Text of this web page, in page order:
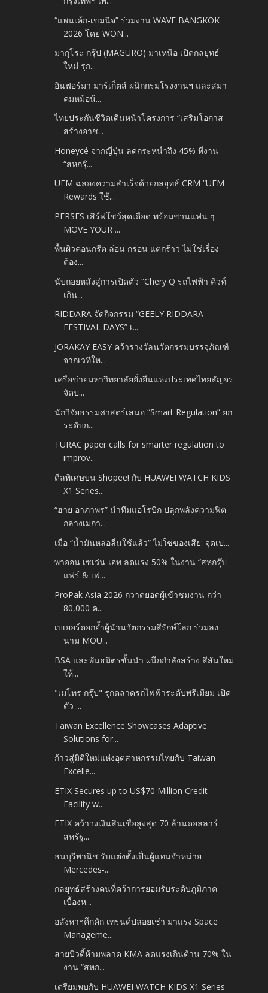
“แพนเค้ก-เขมนิจ” ร่วมงาน WAVE BANGKOK
2026 โดย WON...
มากุโระ กรุ๊ป (MAGURO) มาเหนือ เปิดกลยุทธ์
ใหม่ รุก...
อินฟอร์มา มาร์เก็ตส์ ผนึกกรมโรงงานฯ และสมา
คมหม้อน้...
ไทยประกันชีวิตเดินหน้าโครงการ “เสริมโอกาส
สร้างอาช...
Honeycé จากญี่ปุ่น ลดกระหน่ำถึง 45% ที่งาน
“สหกรุ๊...
UFM ฉลองความสำเร็จด้วยกลยุทธ์ CRM “UFM
Rewards ใช้...
PERSES เสิร์ฟโชว์สุดเดือด พร้อมชวนแฟน ๆ
MOVE YOUR ...
พื้นผิวคอนกรีต ล่อน กร่อน แตกร้าว ไม่ใช่เรื่อง
ต้อง...
นับถอยหลังสู่การเปิดตัว “Chery Q รถไฟฟ้า คิวท์
เกิน...
RIDDARA จัดกิจกรรม “GEELY RIDDARA
FESTIVAL DAYS” เ...
JORAKAY EASY คว้ารางวัลนวัตกรรมบรรจุภัณฑ์
จากเวทีให...
เครือข่ายมหาวิทยาลัยยั่งยืนแห่งประเทศไทยสัญจร
จัดป...
นักวิจัยธรรมศาสตร์เสนอ “Smart Regulation” ยก
ระดับก...
TURAC paper calls for smarter regulation to
improv...
ดีลพิเศษบน Shopee! กับ HUAWEI WATCH KIDS
X1 Series...
“ฮาย อาภาพร” นำทีมแอโรบิก ปลุกพลังความฟิต
กลางเมกา...
เมื่อ “น้ำมันหล่อลื่นใช้แล้ว” ไม่ใช่ของเสีย: จุดเป...
พาออน เซเว่น-เอท ลดแรง 50% ในงาน “สหกรุ๊ป
แฟร์ & เฟ...
ProPak Asia 2026 กวาดยอดผู้เข้าชมงาน กว่า
80,000 ค...
เบเยอร์ตอกย้ำผู้นำนวัตกรรมสีรักษ์โลก ร่วมลง
นาม MOU...
BSA และพันธมิตรชั้นนำ ผนึกกำลังสร้าง สีสันใหม่
ให้...
"เมโทร กรุ๊ป" รุกตลาดรถไฟฟ้าระดับพรีเมียม เปิด
ตัว ...
Taiwan Excellence Showcases Adaptive
Solutions for...
ก้าวสู่มิติใหม่แห่งอุตสาหกรรมไทยกับ Taiwan
Excelle...
ETIX Secures up to US$70 Million Credit
Facility w...
ETIX คว้าวงเงินสินเชื่อสูงสุด 70 ล้านดอลลาร์
สหรัฐ...
ธนบุรีพานิช รับแต่งตั้งเป็นผู้แทนจำหน่าย
Mercedes-...
กลยุทธ์สร้างคนที่คว้าการยอมรับระดับภูมิภาค
เบื้องห...
อสังหาฯคึกคัก เทรนด์ปล่อยเช่า มาแรง Space
Manageme...
สายบิวตี้ห้ามพลาด KMA ลดแรงเกินต้าน 70% ใน
งาน “สหก...
เตรียมพบกับ HUAWEI WATCH KIDS X1 Series